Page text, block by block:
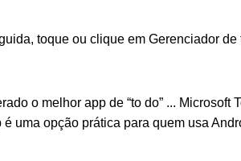
toque ou clique em Gerenciador
o melhor app de “to do” ... Microsoft
uma opção prática para quem usa